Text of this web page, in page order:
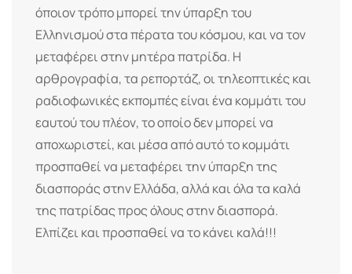
όποιον τρόπο μπορεί την ύπαρξη του
Ελληνισμού στα πέρατα του κόσμου, και να τον
μεταφέρει στην μητέρα πατρίδα. Η
αρθρογραφία, τα ρεπορτάζ, οι τηλεοπτικές και
ραδιοφωνικές εκπομπές είναι ένα κομμάτι του
εαυτού του πλέον, το οποίο δεν μπορεί να
αποχωριστεί, και μέσα από αυτό το κομμάτι
προσπαθεί να μεταφέρει την ύπαρξη της
διασποράς στην Ελλάδα, αλλά και όλα τα καλά
της πατρίδας προς όλους στην διασπορά.
Ελπίζει και προσπαθεί να το κάνει καλά!!!